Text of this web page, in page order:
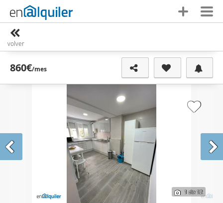
volver
860€/mes
1 de 12